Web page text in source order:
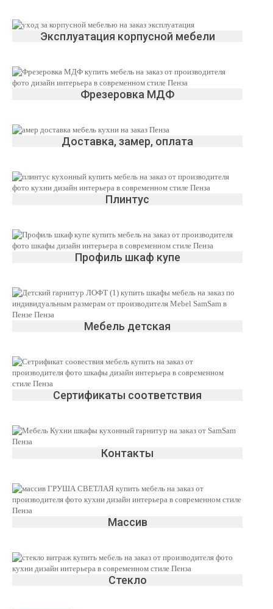
Эксплуатация корпусной мебели
Фрезеровка МДФ
Доставка, замер, оплата
Плинтус
Профиль шкаф купе
Мебель детская
Сертификаты соответствия
Контакты
Массив
Стекло